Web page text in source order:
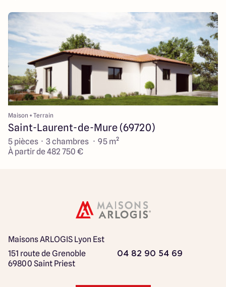
Maison + Terrain
Saint-Laurent-de-Mure (69720)
5 pièces · 3 chambres · 95 m²
À partir de 482 750 €
Maisons ARLOGIS Lyon Est
151 route de Grenoble
69800 Saint Priest
04 82 90 54 69